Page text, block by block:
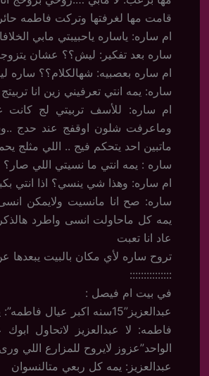
قامت مها لغرفتها وتركت فاطمه
ام ساره: ياساره ياحبيبتي مابي
ساره بعد تفكير: ليش؟؟ عشان
ام ساره بعصبيه: شهالكلام؟؟ ساره
ساره: يمه انتي تعرفيني زين انا
ام ساره: للأسف تربيتي لج كانت
وماعرفت شلون اوقفج عند حدج
ماتبين احد يتحكم فيج .. اللي مثلج
ساره : يمه انتي ما نسيتي اللي صار؟
ام ساره: وهذا شي ينسي؟ اذا انتي
ساره: صح انا مانسيت ولايمكن
يمه كل ماحاولت انسى واطرد
عاد انا تعبت
تروح ساره لأي مكان بالبيت يبعدها
:::::::::::::::
في بيت ام فيصل :
عبدالعزيز”15سنه اكبر عيال فاطمه”: يمه الله يخليك وافقي
فاطمه: لا عبدالعزيز لاتحاول
الواحد”عزوز لايروح للمزارع اللي
عبدالعزيز: يمه كل ربعي متالنسوان